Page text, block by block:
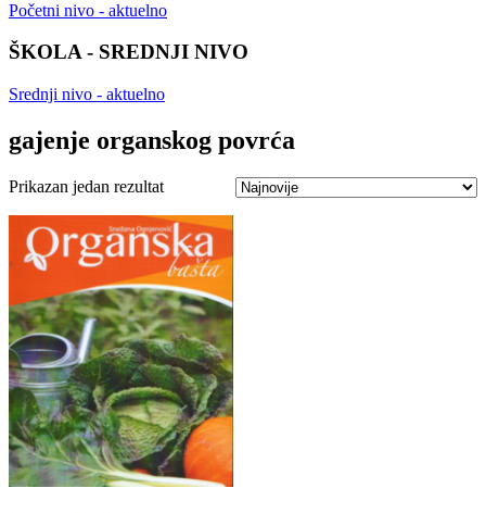
Početni nivo - aktuelno
ŠKOLA - SREDNJI NIVO
Srednji nivo - aktuelno
gajenje organskog povrća
Prikazan jedan rezultat